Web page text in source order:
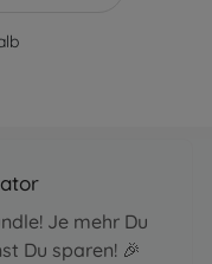
Je mehr Du
Du sparen! 🎉